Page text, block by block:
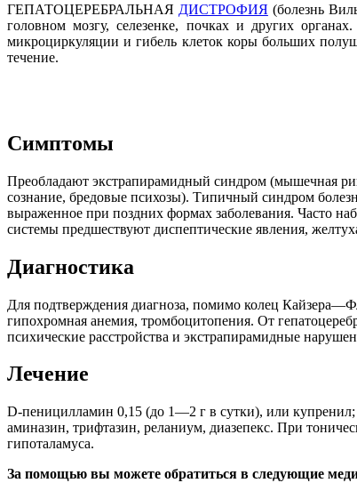
ГЕПАТОЦЕРЕБРАЛЬНАЯ ДИСТРОФИЯ(болезнь
головном мозгу, селезенке, почках и других
микроциркуляции и гибель клеток коры больших
течение.
Симптомы
Преобладают экстрапирамидный синдром (мышечная
сознание, бредовые психозы). Типичный синдром
выраженное при поздних формах заболевания. Часто
системы предшествуют диспептические явления,
Диагностика
Для подтверждения диагноза, помимо колец
гипохромная анемия, тромбоцитопения. От
психические расстройства и экстрапирамидные
Лечение
D-пеницилламин 0,15 (до 1—2 г в сутки), или
аминазин, трифтазин, реланиум, диазепекс. При
гипоталамуса.
За помощью вы можете обратиться в следующие